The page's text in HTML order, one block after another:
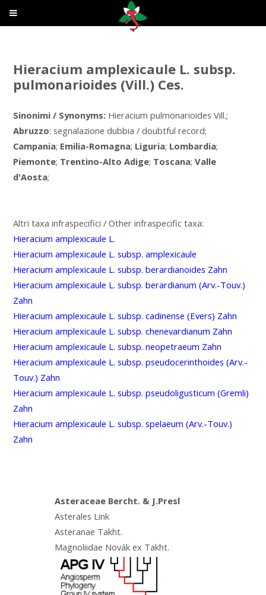
Hieracium amplexicaule L. subsp.
pulmonarioides (Vill.) Ces.
Sinonimi / Synonyms: Hieracium pulmonarioides Vill.;
Abruzzo: segnalazione dubbia / doubtful record;
Campania; Emilia-Romagna; Liguria; Lombardia;
Piemonte; Trentino-Alto Adige; Toscana;Valle
d'Aosta;
Altri taxa infraspecifici / Other infraspecific taxa:
Hieracium amplexicaule L.
Hieracium amplexicaule L. subsp. amplexicaule
Hieracium amplexicaule L. subsp. berardianoides Zahn
Hieracium amplexicaule L. subsp. berardianum (Arv.-Touv.)
Zahn
Hieracium amplexicaule L. subsp. cadinense (Evers) Zahn
Hieracium amplexicaule L. subsp. chenevardianum Zahn
Hieracium amplexicaule L. subsp. neopetraeum Zahn
Hieracium amplexicaule L. subsp. pseudocerinthoides (Arv.-
Touv.) Zahn
Hieracium amplexicaule L. subsp. pseudoligusticum (Gremli)
Zahn
Hieracium amplexicaule L. subsp. spelaeum (Arv.-Touv.)
Zahn
Asteraceae Bercht. & J.Presl
Asterales Link
Asteranae Takht.
Magnoliidae Novák ex Takht.